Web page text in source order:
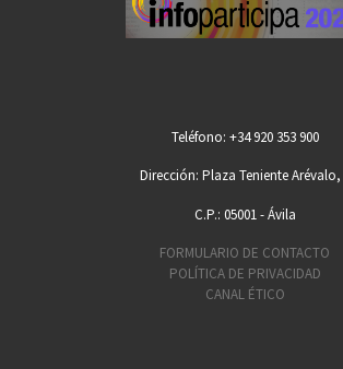
Teléfono: +34 920 353 900
Dirección: Plaza Teniente Arévalo,
C.P.: 05001 - Ávila
FORMULARIO DE CONTACTO
POLÍTICA DE PRIVACIDAD
CANAL ÉTICO